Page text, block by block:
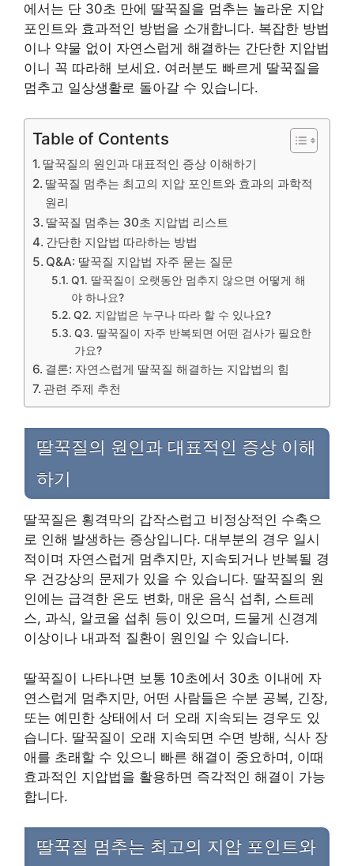
에서는 단 30초 만에 딸꾹질을 멈추는 놀라운 지압
포인트와 효과적인 방법을 소개합니다. 복잡한 방법
이나 약물 없이 자연스럽게 해결하는 간단한 지압법
이니 꼭 따라해 보세요. 여러분도 빠르게 딸꾹질을
멈추고 일상생활로 돌아갈 수 있습니다.
Table of Contents
딸꾹질의 원인과 대표적인 증상 이해하기
딸꾹질 멈추는 최고의 지압 포인트와 효과의 과학적
원리
딸꾹질 멈추는 30초 지압법 리스트
간단한 지압법 따라하는 방법
Q&A: 딸꾹질 지압법 자주 묻는 질문
Q1. 딸꾹질이 오랫동안 멈추지 않으면 어떻게 해
야 하나요?
Q2. 지압법은 누구나 따라 할 수 있나요?
Q3. 딸꾹질이 자주 반복되면 어떤 검사가 필요한
가요?
결론: 자연스럽게 딸꾹질 해결하는 지압법의 힘
관련 주제 추천
딸꾹질의 원인과 대표적인 증상 이해
하기
딸꾹질은 횡격막의 갑작스럽고 비정상적인 수축으
로 인해 발생하는 증상입니다. 대부분의 경우 일시
적이며 자연스럽게 멈추지만, 지속되거나 반복될 경
우 건강상의 문제가 있을 수 있습니다. 딸꾹질의 원
인에는 급격한 온도 변화, 매운 음식 섭취, 스트레
스, 과식, 알코올 섭취 등이 있으며, 드물게 신경계
이상이나 내과적 질환이 원인일 수 있습니다.
딸꾹질이 나타나면 보통 10초에서 30초 이내에 자
연스럽게 멈추지만, 어떤 사람들은 수분 공복, 긴장,
또는 예민한 상태에서 더 오래 지속되는 경우도 있
습니다. 딸꾹질이 오래 지속되면 수면 방해, 식사 장
애를 초래할 수 있으니 빠른 해결이 중요하며, 이때
효과적인 지압법을 활용하면 즉각적인 해결이 가능
합니다.
딸꾹질 멈추는 최고의 지압 포인트와